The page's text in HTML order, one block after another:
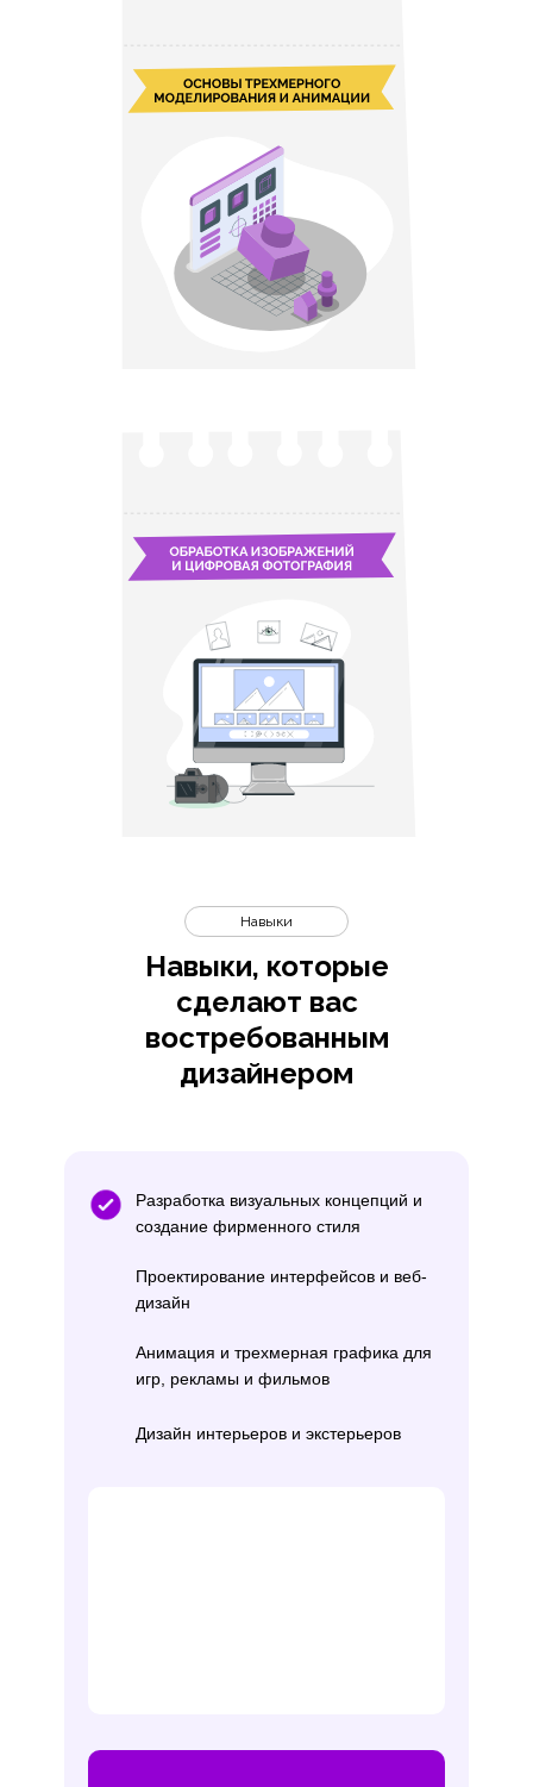
Навыки, которые
сделают вас
востребованным
дизайнером
Навыки
Разработка визуальных концепций и
создание фирменного стиля
Проектирование интерфейсов и веб-
дизайн
Анимация и трехмерная графика для
игр, рекламы и фильмов
Дизайн интерьеров и экстерьеров